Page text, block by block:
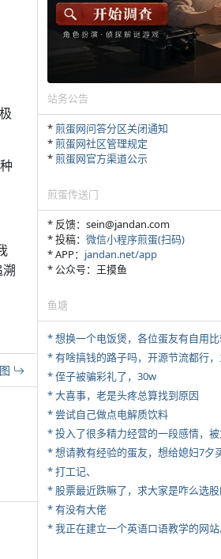
站务公告
*煎蛋网问答分区关闭通知
*煎蛋网社区管理规定
*煎蛋网官方渠道公示
煎蛋传送门
* 反馈：sein@jandan.com
* 投稿： 微信小程序煎蛋(扫码)
* APP： jandan.net/app
* 公众号：王摸鱼
鱼塘
* 想换一个电饭煲，各位蛋友有自用比
* 侄子被骗彩礼了，30w
* 大喜事，老是头疼总算找到原因
* 尝试自己做点电解质饮料
* 打工记、
* 股票最近跌嘛了，求大家是咋么选股
* 有没有大佬